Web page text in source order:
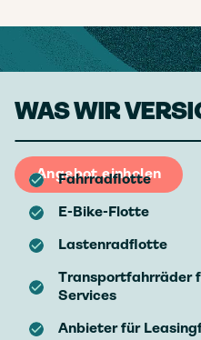
WAS WIR
Angebot einholen
Fahrradflotte
E-Bike-Flotte
Lastenradflotte
Transportfahrräder
Services
Anbieter für